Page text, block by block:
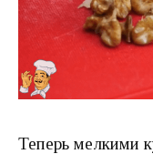
Теперь мелкими